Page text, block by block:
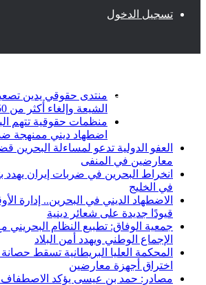
تسجيل الدخول
فيسبوك
منتدى حقوقي يدين
الشيعة وإلغاء أكثر من 50 موكبا دينيا
منظمات حقوقية تتهم
اضطهاد ديني ممنهجة
العفو الدولية تدعو لمساءلة البحرين
معارضين في المنفى
انخراط البحرين في ضربات إيران يهدد
في الخليج
الاضطهاد الديني في البحرين.. إدارة
قيودًا جديدة على شعائر دينية
جمعية الوفاق: تطبيع النظام البحريني
الإجماع الوطني ويهدد أمن البلاد
المحكمة العليا البريطانية تسقط
اختراق أجهزة معارضين
مصادر: حمد بن عيسى يؤكد الاصطفاف